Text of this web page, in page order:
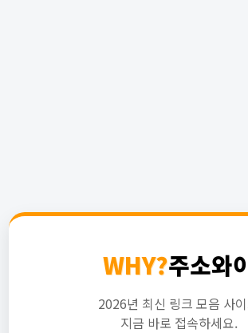
WHY?주소와
2026년 최신 링크 모음 사
지금 바로 접속하세요.